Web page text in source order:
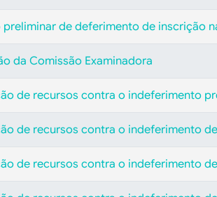
preliminar de deferimento de inscrição
da Comissão Examinadora
de recursos contra o indeferimento
de recursos contra o indeferimento
de recursos contra o indeferimento